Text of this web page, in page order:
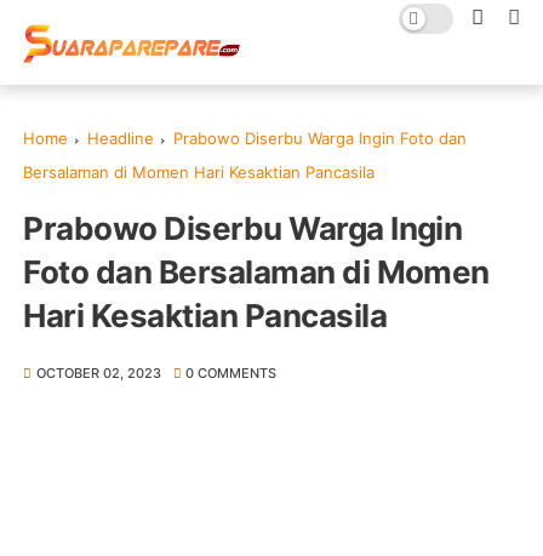
Home Headline
Prabowo Diserbu Warga Ingin Foto dan
Bersalaman di Momen Hari Kesaktian Pancasila
Prabowo Diserbu Warga Ingin
Foto dan Bersalaman di Momen
Hari Kesaktian Pancasila
OCTOBER 02, 2023 0 COMMENTS